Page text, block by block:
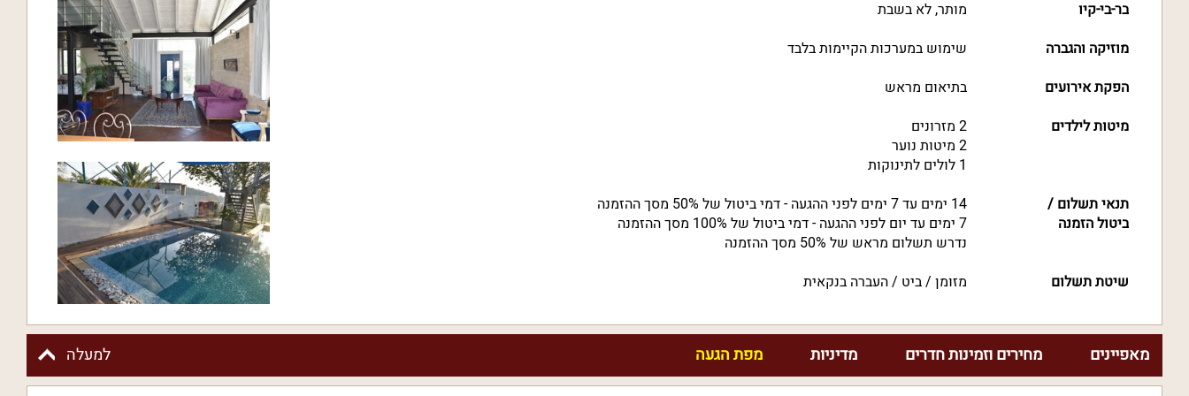
בר-בי-קיו
מותר, לא בשבת
מוזיקה והגברה
שימוש במערכות הקיימות בלבד
הפקת אירועים
בתיאום מראש
מיטות לילדים
2 מזרונים
2 מיטות נוער
1 לולים לתינוקות
תנאי תשלום /
ביטול הזמנה
14 ימים עד 7 ימים לפני ההגעה - דמי ביטול של 50% מסך ההזמנה
7 ימים עד יום לפני ההגעה - דמי ביטול של 100% מסך ההזמנה
נדרש תשלום מראש של 50% מסך ההזמנה
שיטת תשלום
מזומן / ביט / העברה בנקאית
למעלה מאפיינים מחירים וזמינות חדרים מדיניות מפת הגעה